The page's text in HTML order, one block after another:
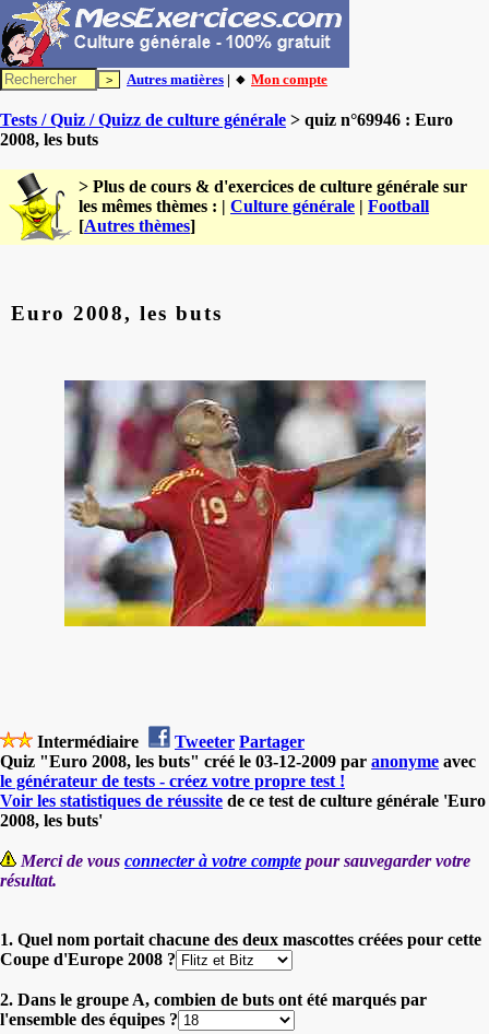
Autres matières | 🔸 Mon compte
Tests / Quiz / Quizz de culture générale > quiz n°69946 : Euro
2008, les buts
> Plus de cours & d'exercices de culture générale sur
les mêmes thèmes : | Culture générale | Football
[Autres thèmes]
Euro 2008, les buts
Intermédiaire Tweeter Partager
Quiz "Euro 2008, les buts" créé le 03-12-2009 par anonyme avec
le générateur de tests - créez votre propre test !
Voir les statistiques de réussite de ce test de culture générale 'Euro
2008, les buts'
Merci de vous connecter à votre compte pour sauvegarder votre
résultat.
1. Quel nom portait chacune des deux mascottes créées pour cette
Coupe d'Europe 2008 ?
2. Dans le groupe A, combien de buts ont été marqués par
l'ensemble des équipes ?